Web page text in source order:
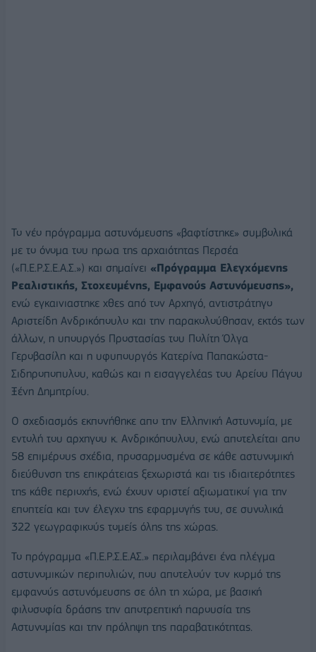
Το νέο πρόγραμμα αστυνόμευσης «βαφτίστηκε» συμβολικά
με το όνομα του ηρωα της αρχαιότητας Περσέα
(«Π.Ε.Ρ.Σ.Ε.Α.Σ.») και σημαίνει «Πρόγραμμα Ελεγχόμενης
Ρεαλιστικής, Στοχευμένης, Εμφανούς Αστυνόμευσης»,
ενώ εγκαινιαστηκε χθες από τον Αρχηγό, αντιστράτηγο
Αριστείδη Ανδρικόπουλο και την παρακολούθησαν, εκτός των
άλλων, η υπουργός Προστασίας του Πολίτη Όλγα
Γεροβασίλη και η υφυπουργός Κατερίνα Παπακώστα-
Σιδηροποπυλου, καθώς και η εισαγγελέας του Αρείου Πάγου
Ξένη Δημητρίου.
Ο σχεδιασμός εκπονήθηκε απο την Ελληνική Αστυνομία, με
εντολή του αρχηγου κ. Ανδρικόπουλου, ενώ αποτελείται απο
58 επιμέρους σχέδια, προσαρμοσμένα σε κάθε αστυνομική
διεύθυνση της επικράτειας ξεχωριστά και τις ιδιαιτερότητες
της κάθε περιοχής, ενώ έχουν οριστεί αξιωματικοί για την
εποπτεία και τον έλεγχο της εφαρμογής του, σε συνολικά
322 γεωγραφικούς τομείς όλης της χώρας.
Το πρόγραμμα «Π.Ε.Ρ.Σ.Ε.ΑΣ.» περιλαμβάνει ένα πλέγμα
αστυνομικών περιπολιών, που αποτελούν τον κορμό της
εμφανούς αστυνόμευσης σε όλη τη χώρα, με βασική
φιλοσοφία δράσης την αποτρεπτική παρουσία της
Αστυνομίας και την πρόληψη της παραβατικότητας.